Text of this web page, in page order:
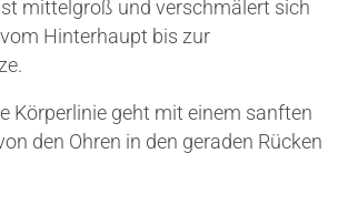
mittelgroß und verschmälert sich
Hinterhaupt bis zur
Körperlinie geht mit einem sanften
den Ohren in den geraden Rücken